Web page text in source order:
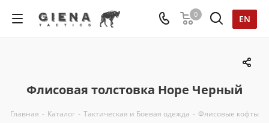
EN
0
Флисовая толстовка Hope Черный
Главная - Каталог - Тактическая и Боевая одежда - Флисовые кофты